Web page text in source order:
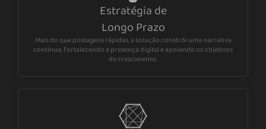
Estratégia de
Longo Prazo
Mais do que postagens rápidas, a solução constrói uma narrativa
contínua, fortalecendo a presença digital e apoiando os objetivos
de crescimento.